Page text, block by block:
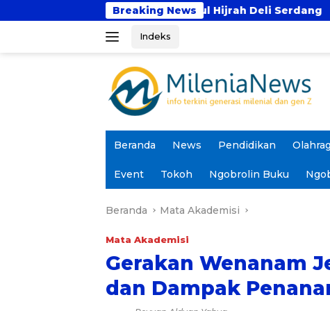
ke
Breaking News
Tahfidz Darul Hijrah Deli Serdang Prodi PAI UIN
Indeks
Beranda News Pendidikan
Event Tokoh Ngobrolin Buku
Beranda Mata Akademisi
Mata Akademisi
Gerakan Wenanam
dan Dampak